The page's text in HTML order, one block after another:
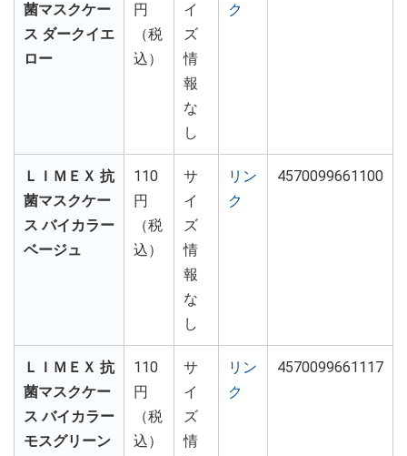
菌マスクケー
ス ダークイエ
ロー
円
（税
込）
イ
ズ
情
報
な
し
ク
ＬＩＭＥＸ 抗
菌マスクケー
ス バイカラー
ベージュ
110
円
（税
込）
サ
イ
ズ
情
報
な
し
リン
ク
4570099661100
ＬＩＭＥＸ 抗
菌マスクケー
ス バイカラー
モスグリーン
110
円
（税
込）
サ
イ
ズ
情
リン
ク
4570099661117